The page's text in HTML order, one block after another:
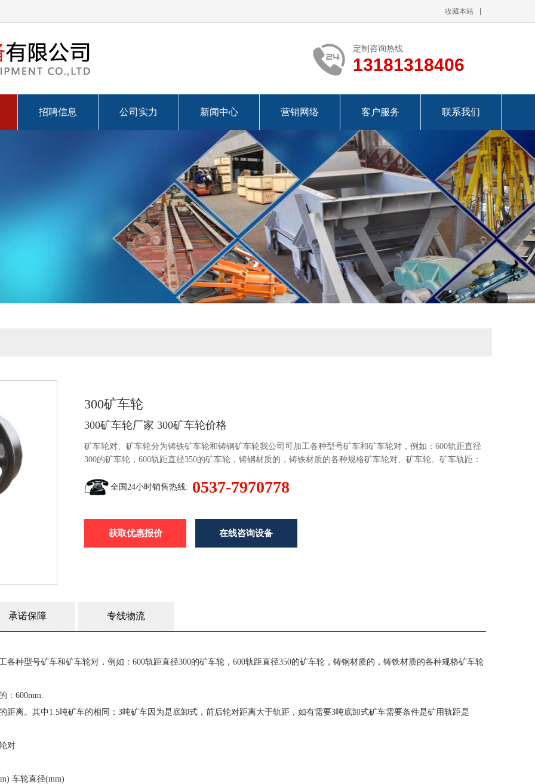
收藏本站
定制咨询热线
13181318406
招聘信息 公司实力 新闻中心 营销网络 客户服务 联系我们
300矿车轮
300矿车轮厂家 300矿车轮价格
矿车轮对、矿车轮分为铸铁矿车轮和铸钢矿车轮我公司可加工各种型号矿车和矿车轮对，例如：600轨距直径
300的矿车轮，600轨距直径350的矿车轮，铸钢材质的，铸铁材质的各种规格矿车轮对、矿车轮。矿车轨距：
全国24小时销售热线: 0537-7970778
获取优惠报价 在线咨询设备
承诺保障 专线物流
种型号矿车和矿车轮对，例如：600轨距直径300的矿车轮，600轨距直径350的矿车轮，铸钢材质的，铸铁材质的各种规格矿车轮
：600mm.
离。其中1.5吨矿车的相同；3吨矿车因为是底卸式，前后轮对距离大于轨距，如有需要3吨底卸式矿车需要条件是矿用轨距是
对
轮直径(mm)